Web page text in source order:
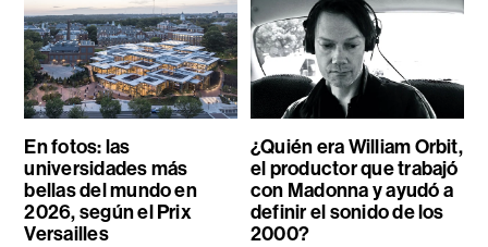
En fotos: las
universidades más
bellas del mundo en
2026, según el Prix
Versailles
¿Quién era William Orbit,
el productor que trabajó
con Madonna y ayudó a
definir el sonido de los
2000?